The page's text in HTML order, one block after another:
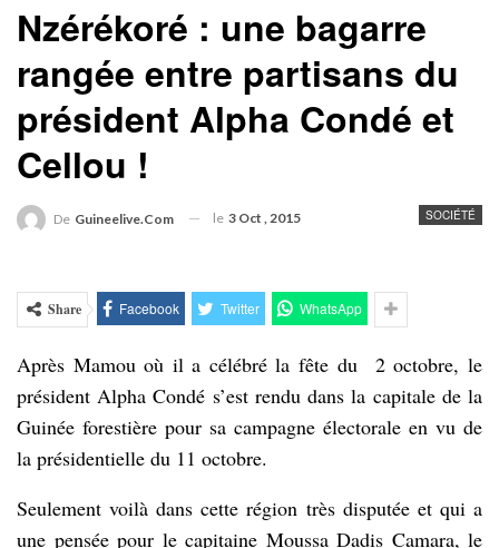
Nzérékoré : une bagarre
rangée entre partisans du
président Alpha Condé et
Cellou !
SOCIÉTÉ
De Guineelive.com le 3 Oct , 2015
Share Facebook Twitter WhatsApp
Après Mamou où il a célébré la fête du 2 octobre, le
président Alpha Condé s’est rendu dans la capitale de la
Guinée forestière pour sa campagne électorale en vu de
la présidentielle du 11 octobre.
Seulement voilà dans cette région très disputée et qui a
une pensée pour le capitaine Moussa Dadis Camara, le